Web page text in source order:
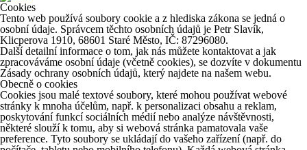
Cookies
Tento web používá soubory cookie a z hlediska zákona se jedná o
osobní údaje. Správcem těchto osobních údajů je Petr Slavík,
Klicperova 1910, 68601 Staré Město, IČ: 87296080.
Další detailní informace o tom, jak nás můžete kontaktovat a jak
zpracováváme osobní údaje (včetně cookies), se dozvíte v dokumentu
Zásady ochrany osobních údajů, který najdete na našem webu.
Obecně o cookies
Cookies jsou malé textové soubory, které mohou používat webové
stránky k mnoha účelům, např. k personalizaci obsahu a reklam,
poskytování funkcí sociálních médií nebo analýze návštěvnosti,
některé slouží k tomu, aby si webová stránka pamatovala vaše
preference. Tyto soubory se ukládají do vašeho zařízení (např. do